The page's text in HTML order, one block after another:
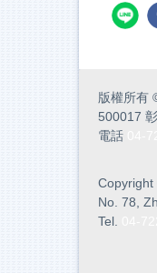
版權所有
500017
電話
Copyright
No. 78,
Tel.